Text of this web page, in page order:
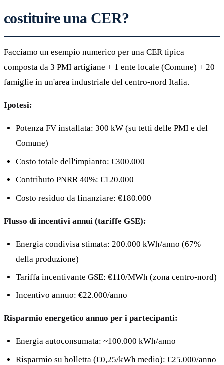
costituire una CER?
Facciamo un esempio numerico per una CER tipica
composta da 3 PMI artigiane + 1 ente locale (Comune) + 20
famiglie in un'area industriale del centro-nord Italia.
Ipotesi:
Potenza FV installata: 300 kW (su tetti delle PMI e del
Comune)
Costo totale dell'impianto: €300.000
Contributo PNRR 40%: €120.000
Costo residuo da finanziare: €180.000
Flusso di incentivi annui (tariffe GSE):
Energia condivisa stimata: 200.000 kWh/anno (67%
della produzione)
Tariffa incentivante GSE: €110/MWh (zona centro-nord)
Incentivo annuo: €22.000/anno
Risparmio energetico annuo per i partecipanti:
Energia autoconsumata: ~100.000 kWh/anno
Risparmio su bolletta (€0,25/kWh medio): €25.000/anno